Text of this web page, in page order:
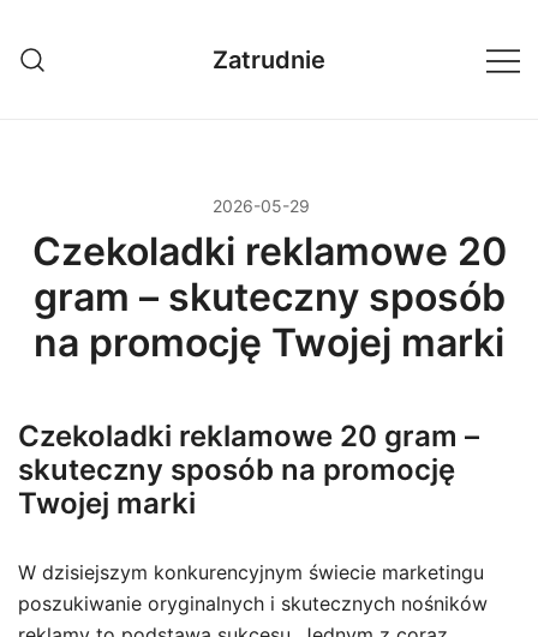
treści
Zatrudnie
2026-05-29
Czekoladki reklamowe 20
gram – skuteczny sposób
na promocję Twojej marki
Czekoladki reklamowe 20 gram –
skuteczny sposób na promocję
Twojej marki
W dzisiejszym konkurencyjnym świecie marketingu
poszukiwanie oryginalnych i skutecznych nośników